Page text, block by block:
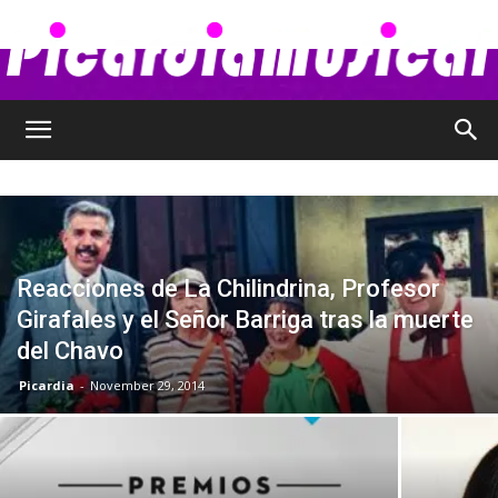
Musical
Reacciones de La Chilindrina, Profesor
Girafales y el Señor Barriga tras la muerte
del Chavo
Picardia - November 29, 2014